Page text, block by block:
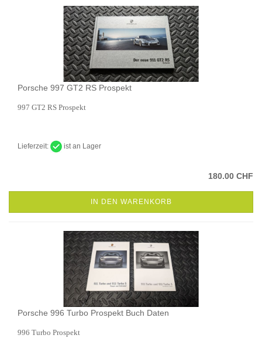
Porsche 997 GT2 RS Prospekt
997 GT2 RS Prospekt
Lieferzeit: ist an Lager
180.00 CHF
IN DEN WARENKORB
Porsche 996 Turbo Prospekt Buch Daten
996 Turbo Prospekt